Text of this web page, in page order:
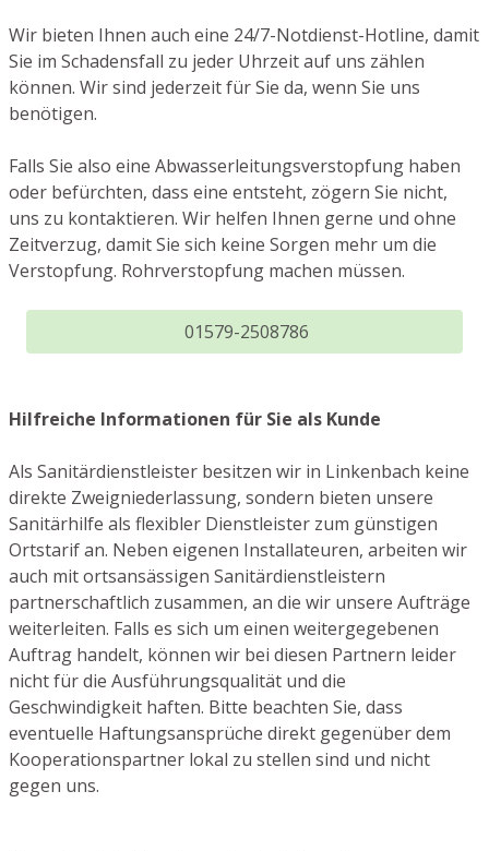
Wir bieten Ihnen auch eine 24/7-Notdienst-Hotline, damit
Sie im Schadensfall zu jeder Uhrzeit auf uns zählen
können. Wir sind jederzeit für Sie da, wenn Sie uns
benötigen.
Falls Sie also eine Abwasserleitungsverstopfung haben
oder befürchten, dass eine entsteht, zögern Sie nicht,
uns zu kontaktieren. Wir helfen Ihnen gerne und ohne
Zeitverzug, damit Sie sich keine Sorgen mehr um die
Verstopfung. Rohrverstopfung machen müssen.
01579-2508786
Hilfreiche Informationen für Sie als Kunde
Als Sanitärdienstleister besitzen wir in Linkenbach keine
direkte Zweigniederlassung, sondern bieten unsere
Sanitärhilfe als flexibler Dienstleister zum günstigen
Ortstarif an. Neben eigenen Installateuren, arbeiten wir
auch mit ortsansässigen Sanitärdienstleistern
partnerschaftlich zusammen, an die wir unsere Aufträge
weiterleiten. Falls es sich um einen weitergegebenen
Auftrag handelt, können wir bei diesen Partnern leider
nicht für die Ausführungsqualität und die
Geschwindigkeit haften. Bitte beachten Sie, dass
eventuelle Haftungsansprüche direkt gegenüber dem
Kooperationspartner lokal zu stellen sind und nicht
gegen uns.